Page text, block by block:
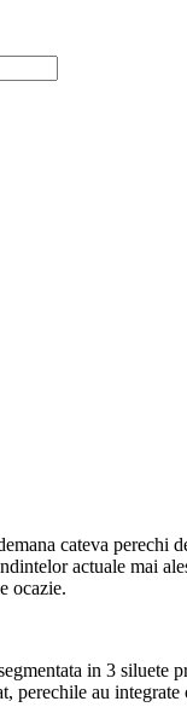
cateva perechi
actuale mai
ocazie.
in 3 siluete
perechile au